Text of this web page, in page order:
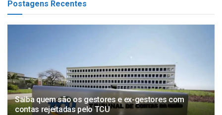
Postagens Recentes
Saiba quem são os gestores e ex-gestores com
contas rejeitadas pelo TCU